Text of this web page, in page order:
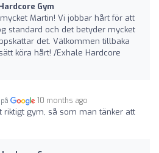
Gym
Martin! Vi jobbar hårt för att
standard och det betyder mycket
det. Välkommen tillbaka
köra hårt! /Exhale Hardcore
10 months ago
riktigt gym, så som man tänker att